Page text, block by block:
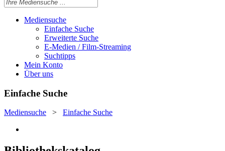
Mediensuche
Einfache Suche
Erweiterte Suche
E-Medien / Film-Streaming
Suchtipps
Mein Konto
Über uns
Einfache Suche
Mediensuche > Einfache Suche